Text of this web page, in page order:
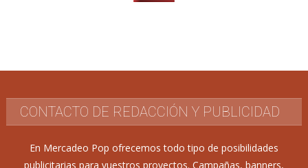
CONTACTO DE REDACCIÓN Y PUBLICIDAD
En Mercadeo Pop ofrecemos todo tipo de posibilidades
publicitarias para vuestros proyectos. Campañas, banners,